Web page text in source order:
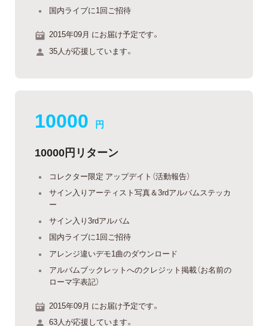
国内ライブに1回ご招待
2015年09月 にお届け予定です。
35人が応援しています。
10000 円
10000円リターン
コレクター限定 アップデイト（活動報告）
サイン入りアーティスト写真＆3rdアルバムステッカ
ー
サイン入り3rdアルバム
国内ライブに1回ご招待
アレンジ違いデモ1曲のダウンロード
アルバムブックレットへのクレジット掲載（お名前の
ローマ字表記）
2015年09月 にお届け予定です。
63人が応援しています。